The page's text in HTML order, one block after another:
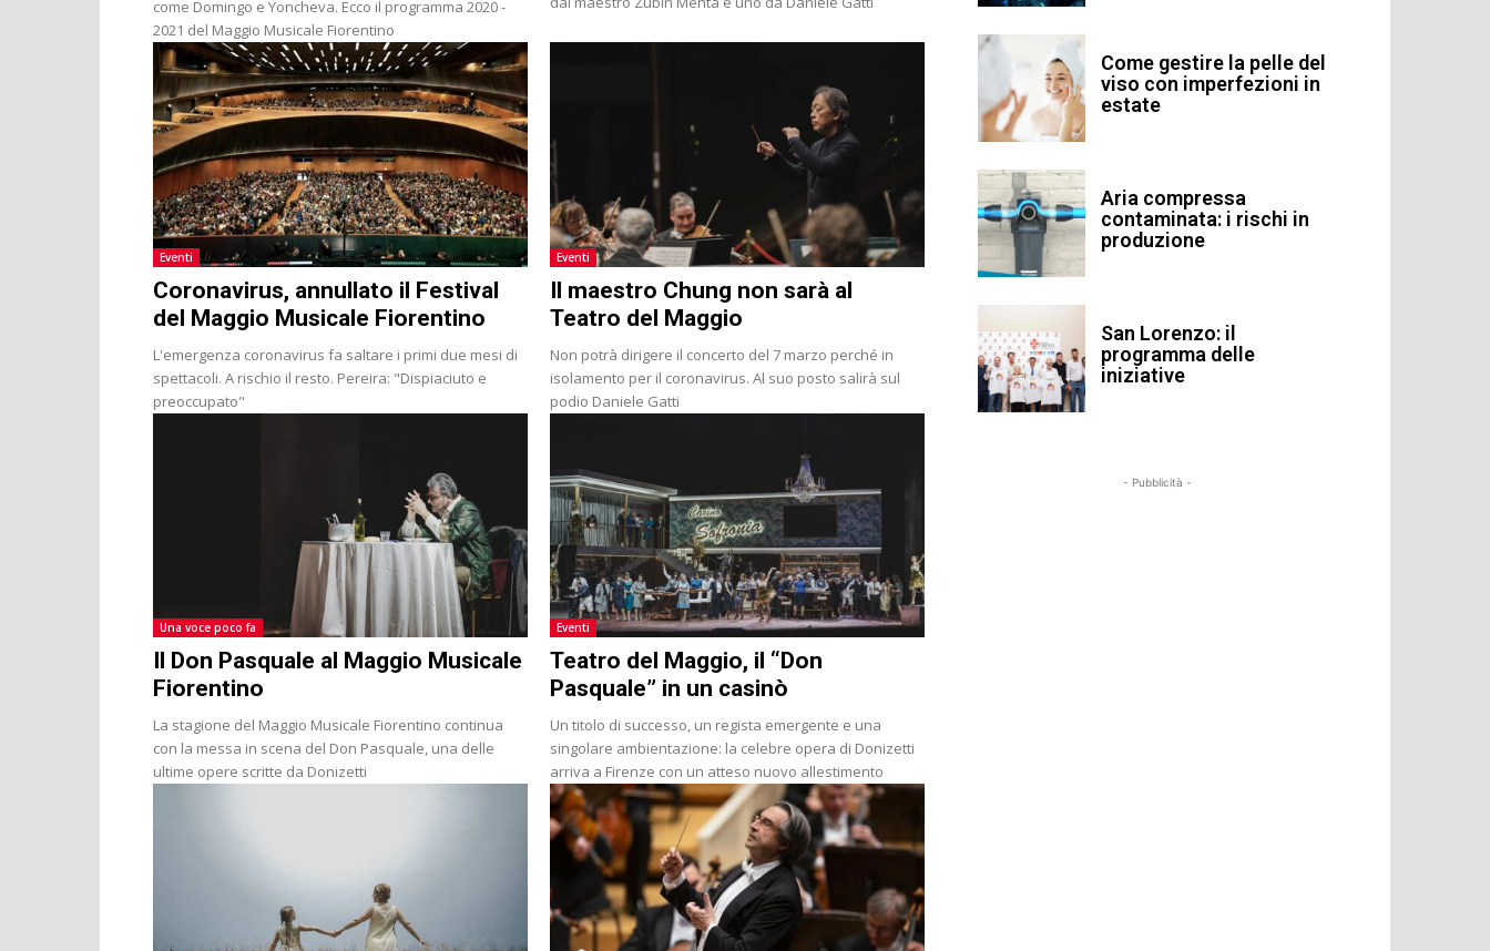
come Domingo e Yoncheva. Ecco il programma 2020 -
2021 del Maggio Musicale Fiorentino
Eventi
Coronavirus, annullato il Festival
del Maggio Musicale Fiorentino
L'emergenza coronavirus fa saltare i primi due mesi di
spettacoli. A rischio il resto. Pereira: "Dispiaciuto e
preoccupato"
Eventi
Il maestro Chung non sarà al
Teatro del Maggio
Non potrà dirigere il concerto del 7 marzo perché in
isolamento per il coronavirus. Al suo posto salirà sul
podio Daniele Gatti
Una voce poco fa
Il Don Pasquale al Maggio Musicale
Fiorentino
La stagione del Maggio Musicale Fiorentino continua
con la messa in scena del Don Pasquale, una delle
ultime opere scritte da Donizetti
Eventi
Teatro del Maggio, il “Don
Pasquale” in un casinò
Un titolo di successo, un regista emergente e una
singolare ambientazione: la celebre opera di Donizetti
arriva a Firenze con un atteso nuovo allestimento
Come gestire la pelle del
viso con imperfezioni in
estate
Aria compressa
contaminata: i rischi in
produzione
San Lorenzo: il
programma delle
iniziative
- Pubblicità -